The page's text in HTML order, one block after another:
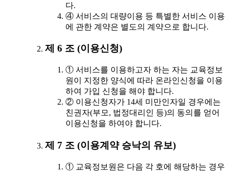
다.
④ 서비스의 대량이용 등 특별한 서비스 이용
에 관한 계약은 별도의 계약으로 합니다.
제 6 조 (이용신청)
① 서비스를 이용하고자 하는 자는 교육정보
원이 지정한 양식에 따라 온라인신청을 이용
하여 가입 신청을 해야 합니다.
② 이용신청자가 14세 미만인자일 경우에는
친권자(부모, 법정대리인 등)의 동의를 얻어
이용신청을 하여야 합니다.
제 7 조 (이용계약 승낙의 유보)
① 교육정보원은 다음 각 호에 해당하는 경우